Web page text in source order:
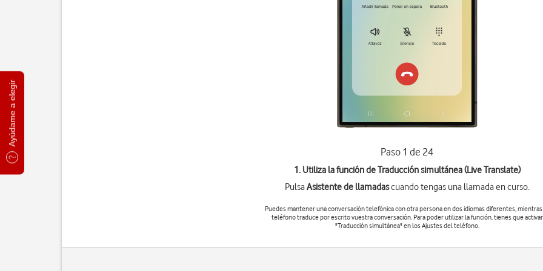
Ayúdame a elegir
Paso 1 de 24
1. Utiliza la función de Traducción simultánea (Live Translate)
PulsaAsistente de llamadascuando tengas una llamada en curso.
Puedes mantener una conversación telefónica con otra persona en dos idiomas diferentes,
teléfono traduce por escrito vuestra conversación. Para poder utilizar la función, tienes que activar
"Traducción simultánea" en los Ajustes del teléfono.